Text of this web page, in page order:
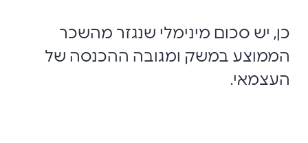
כן, יש סכום מינימלי שנגזר מהשכר
הממוצע במשק ומגובה ההכנסה של
העצמאי.